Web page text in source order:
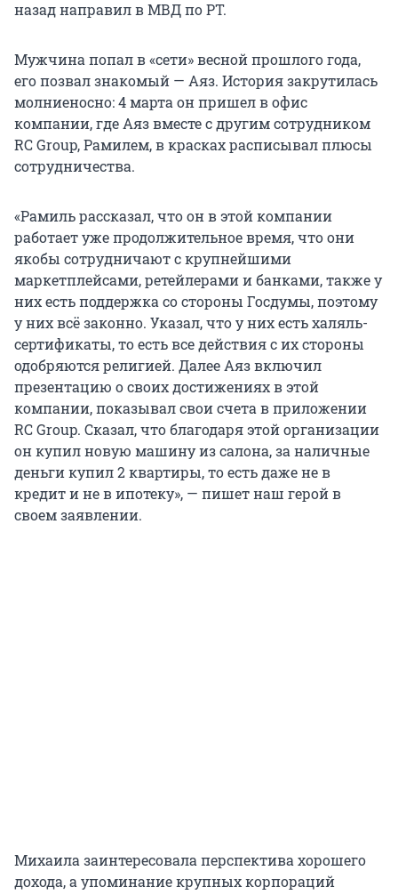
назад направил в МВД по РТ.
Мужчина попал в «сети» весной прошлого года,
его позвал знакомый — Аяз. История закрутилась
молниеносно: 4 марта он пришел в офис
компании, где Аяз вместе с другим сотрудником
RC Group, Рамилем, в красках расписывал плюсы
сотрудничества.
«Рамиль рассказал, что он в этой компании
работает уже продолжительное время, что они
якобы сотрудничают с крупнейшими
маркетплейсами, ретейлерами и банками, также у
них есть поддержка со стороны Госдумы, поэтому
у них всё законно. Указал, что у них есть халяль-
сертификаты, то есть все действия с их стороны
одобряются религией. Далее Аяз включил
презентацию о своих достижениях в этой
компании, показывал свои счета в приложении
RC Group. Сказал, что благодаря этой организации
он купил новую машину из салона, за наличные
деньги купил 2 квартиры, то есть даже не в
кредит и не в ипотеку», — пишет наш герой в
своем заявлении.
Михаила заинтересовала перспектива хорошего
дохода, а упоминание крупных корпораций